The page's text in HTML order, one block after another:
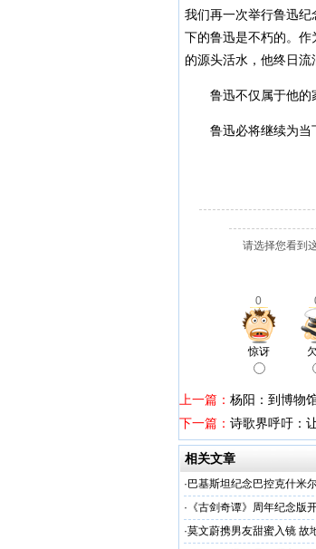
我们再一次举行鲁迅
下的鲁迅是不朽的。
的源头活水，他终日流
鲁迅不仅属于他的家
鲁迅必将继续为当下
请选择您看到
0
惊讶
上一篇： 杨阳：到博物
下一篇： 诗歌界呼吁：
相关文章
· 巴基斯坦纪念巴控克什米
· 《古剑奇谭》周年纪念版
·莫文蔚携男友甜蜜入镜 故